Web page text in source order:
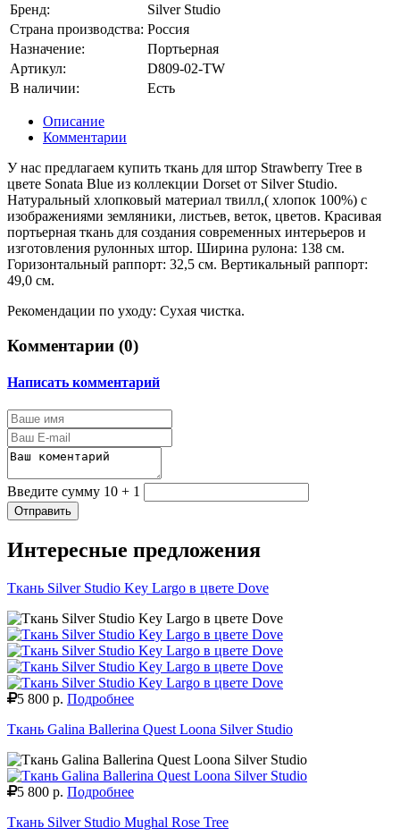
Бренд:
Silver Studio
Страна производства: Россия
Назначение:
Портьерная
Артикул:
D809-02-TW
В наличии:
Есть
Описание
Комментарии
У нас предлагаем купить ткань для штор Strawberry Tree в
цвете Sonata Blue из коллекции Dorset от Silver Studio.
Натуральный хлопковый материал твилл,( хлопок 100%) с
изображениями земляники, листьев, веток, цветов. Красивая
портьерная ткань для создания современных интерьеров и
изготовления рулонных штор. Ширина рулона: 138 см.
Горизонтальный раппорт: 32,5 см. Вертикальный раппорт:
49,0 см.
Рекомендации по уходу: Сухая чистка.
Комментарии (0)
Написать комментарий
Введите сумму 10 + 1
Отправить
Интересные предложения
Ткань Silver Studio Key Largo в цвете Dove
5 800 р. Подробнее
Ткань Galina Ballerina Quest Loona Silver Studio
5 800 р. Подробнее
Ткань Silver Studio Mughal Rose Tree